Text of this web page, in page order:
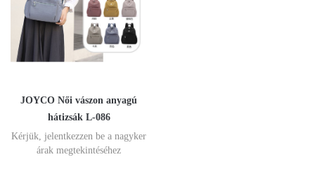
JOYCO Női vászon anyagú
hátizsák L-086
Kérjük, jelentkezzen be a nagyker
árak megtekintéséhez